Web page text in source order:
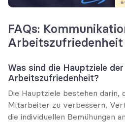
FAQs:
Arbeitszufriedenheit
Was sind die Hauptziele
Arbeitszufriedenheit?
Die Hauptziele bestehen darin,
Mitarbeiter zu verbessern,
die individuellen Bemühungen